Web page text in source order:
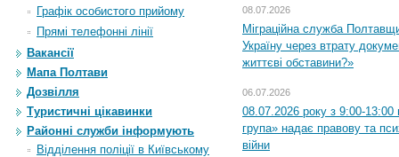
Графік особистого прийому
Прямі телефонні лінії
Вакансії
Мапа Полтави
Дозвілля
Туристичні цікавинки
Районні служби інформують
Відділення поліції в Київському
08.07.2026
Міграційна служба
Україну через втрату
життєві обставини?»
06.07.2026
08.07.2026 року з 9:00-13:00
група» надає правову та
війни